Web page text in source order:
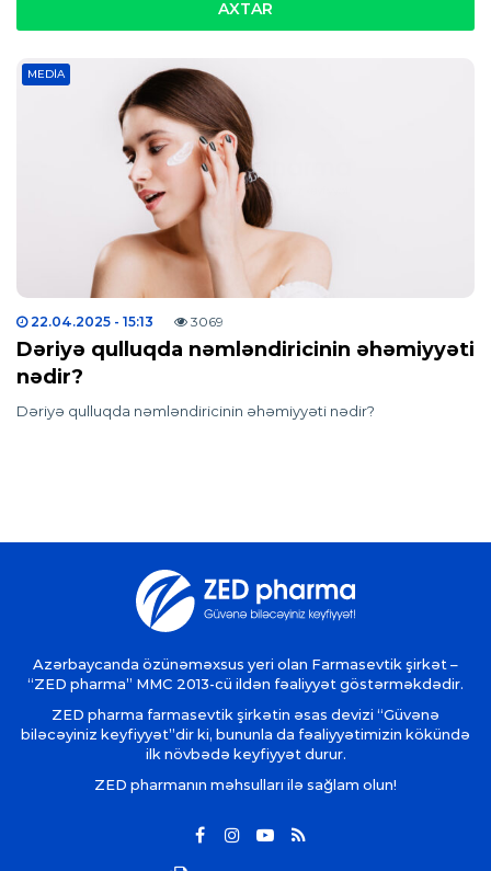
MEDIA
22.04.2025 - 15:13 3069
Dəriyə qulluqda nəmləndiricinin əhəmiyyəti
nədir?
Dəriyə qulluqda nəmləndiricinin əhəmiyyəti nədir?
Azərbaycanda özünəməxsus yeri olan Farmasevtik şirkət –
“ZED pharma” MMC 2013-cü ildən fəaliyyət göstərməkdədir.
ZED pharma farmasevtik şirkətin əsas devizi “Güvənə
biləcəyiniz keyfiyyət”dir ki, bununla da fəaliyyətimizin kökündə
ilk növbədə keyfiyyət durur.
ZED pharmanın məhsulları ilə sağlam olun!